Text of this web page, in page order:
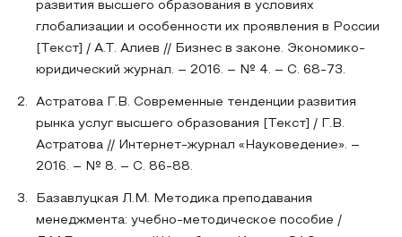
развития высшего образования в условиях
глобализации и особенности их проявления в России
[Текст] / А.Т. Алиев // Бизнес в законе. Экономико-
юридический журнал. – 2016. – № 4. – С. 68-73.
Астратова Г.В. Современные тенденции развития
рынка услуг высшего образования [Текст] / Г.В.
Астратова // Интернет-журнал «Науковедение». –
2016. – № 8. – С. 86-88.
Базавлуцкая Л.М. Методика преподавания
менеджмента: учебно-методическое пособие /